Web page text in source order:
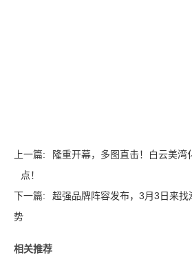
上一篇:
隆重开幕，多图直击！白云美湾
点！
下一篇:
超强品牌阵容发布，3月3日来
势
相关推荐